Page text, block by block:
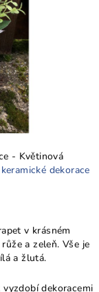
- Květinová
dekorace
v krásném
a zeleň. Vše je
a žlutá.
dekoracemi